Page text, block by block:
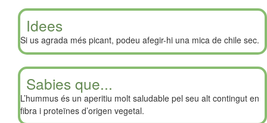
Idees
Si us agrada més picant, podeu afegir-hi una mica de chile sec.
Sabies que...
L’hummus és un aperitiu molt saludable pel seu alt contingut en
fibra i proteïnes d’origen vegetal.